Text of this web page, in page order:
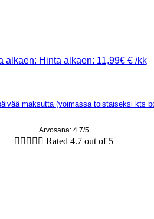
alkaen: Hinta alkaen: 11,99€ € /kk
maksutta (voimassa toistaiseksi kts
Arvosana: 4.7/5
     Rated 4.7 out of 5